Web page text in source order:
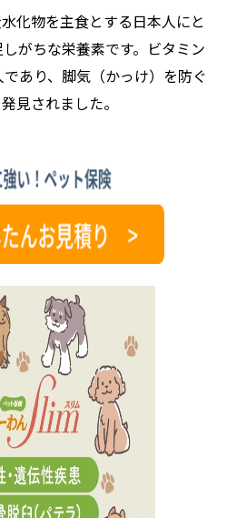
化物を主食とする日本人にと
がちな栄養素です。ビタミン
あり、脚気（かっけ）を防ぐ
見されました。